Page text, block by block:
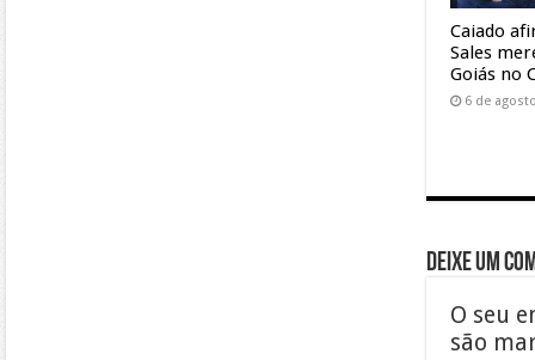
Caiado
Sales
Goiás no
6 de
Deixe um
O seu
são